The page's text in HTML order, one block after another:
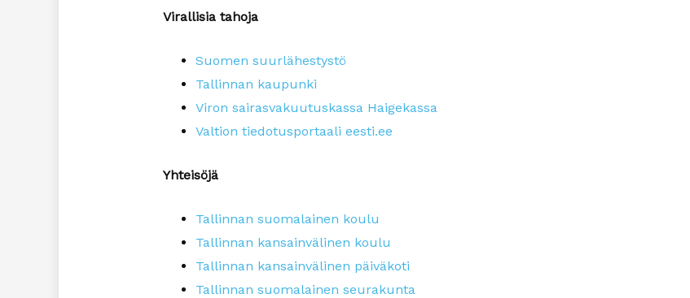
Virallisia tahoja
Suomen suurlähestystö
Tallinnan kaupunki
Viron sairasvakuutuskassa Haigekassa
Valtion tiedotusportaali eesti.ee
Yhteisöjä
Tallinnan suomalainen koulu
Tallinnan kansainvälinen koulu
Tallinnan kansainvälinen päiväkoti
Tallinnan suomalainen seurakunta